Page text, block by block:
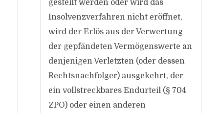
gestellt werden oder wird das
Insolvenzverfahren nicht eröffnet,
wird der Erlös aus der Verwertung
der gepfändeten Vermögenswerte an
denjenigen Verletzten (oder dessen
Rechtsnachfolger) ausgekehrt, der
ein vollstreckbares Endurteil (§ 704
ZPO) oder einen anderen